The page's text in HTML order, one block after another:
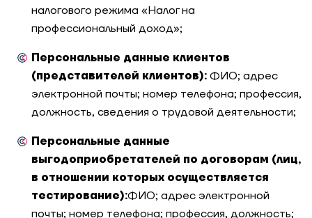
налогового режима «Налог на
профессиональный доход»;
Персональные данные клиентов
(представителей клиентов): ФИО; адрес
электронной почты; номер телефона; профессия,
должность, сведения о трудовой деятельности;
Персональные данные
выгодоприобретателей по договорам (лиц,
в отношении которых осуществляется
тестирование):ФИО; адрес электронной
почты; номер телефона; профессия, должность;